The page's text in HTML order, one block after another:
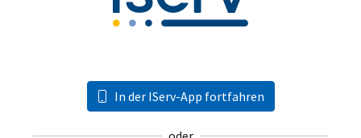
In der IServ-App fortfahren